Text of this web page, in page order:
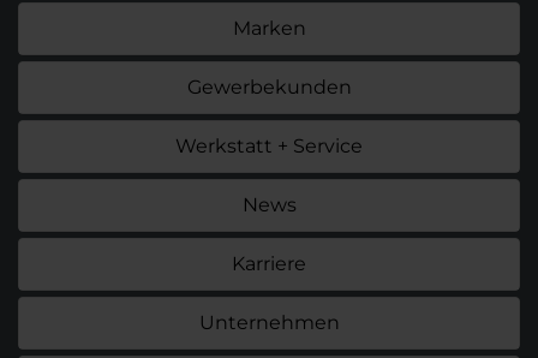
Marken
Gewerbekunden
Werkstatt + Service
News
Karriere
Unternehmen